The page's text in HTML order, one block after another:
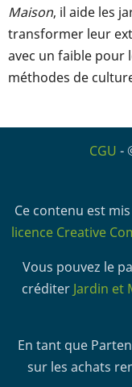
Maison, il aide les
transformer leur
avec un faible pour
méthodes de
CGU -
Ce contenu est
licence Creative
Vous pouvez le
créditer Jardin et
En tant que
sur les achats